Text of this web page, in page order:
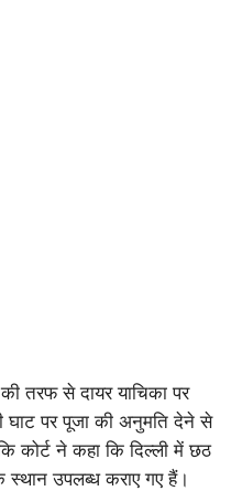
तरफ से दायर याचिका पर
घाट पर पूजा की अनुमति देने से
कोर्ट ने कहा कि दिल्ली में छठ
उपलब्ध कराए गए हैं।